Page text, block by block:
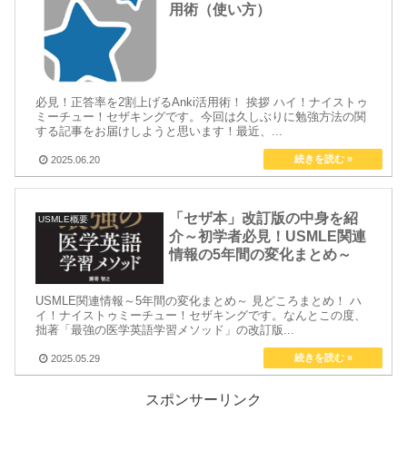
用術（使い方）
必見！正答率を2割上げるAnki活用術！ 挨拶 ハイ！ナイストゥ
ミーチュー！セザキングです。今回は久しぶりに勉強方法の関
する記事をお届けしようと思います！最近、...
2025.06.20
USMLE概要
「セザ本」改訂版の中身を紹
介～初学者必見！USMLE関連
情報の5年間の変化まとめ～
USMLE関連情報～5年間の変化まとめ～ 見どころまとめ！ ハ
イ！ナイストゥミーチュー！セザキングです。なんとこの度、
拙著「最強の医学英語学習メソッド」の改訂版...
2025.05.29
スポンサーリンク